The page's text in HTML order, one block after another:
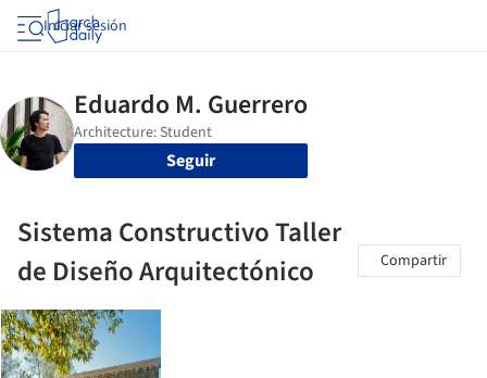
Iniciar sesión
Seguir
Sistema Constructivo Taller
de Diseño Arquitectónico
Compartir